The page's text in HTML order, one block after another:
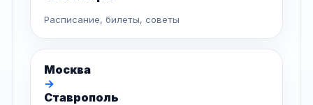
Расписание, билеты, советы
Москва
→
Ставрополь